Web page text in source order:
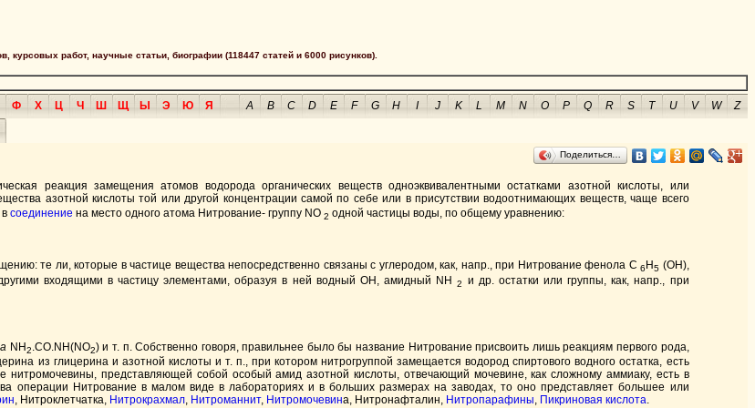
работ, научные статьи, биографии (118447 статей и 6000 рисунков).
Ф Х Ц Ч Ш Щ Ы Э Ю Я A B C D E F G H I J K L M N O P Q R S T U V W
Z
Поделиться…
реакция замещения атомов водорода органических веществ одноэквивалентными остатками азотной кислоты, или
азотной кислоты той или другой концентрации самой по себе или в присутствии водоотнимающих веществ, чаще всего
соединение на место одного атома Нитрование- группу NO 2 одной частицы воды, по общему уравнению:
те ли, которые в частице вещества непосредственно связаны с углеродом, как, напр., при Нитрование фенола C6 H5 (OH),
входящими в частицу элементами, образуя в ней водный ОН, амидный NH2
и др. остатки или группы, как, напр., при
NH2 .CO.NH(NO2) и т. п. Собственно говоря, правильнее было бы название Нитрование присвоить лишь реакциям первого рода,
из глицерина и азотной кислоты и т. п., при котором нитрогруппой замещается водород спиртового водного остатка, есть
нитромочевины, представляющей собой особый амид азотной кислоты, отвечающий мочевине, как сложному аммиаку, есть в
операции Нитрование в малом виде в лабораториях и в больших размерах на заводах, то оно представляет большее или
, Нитроклетчатка, Нитрокрахмал, Нитроманнит, Нитромочевина, Нитронафталин, Нитропарафины, Пикриновая кислота.